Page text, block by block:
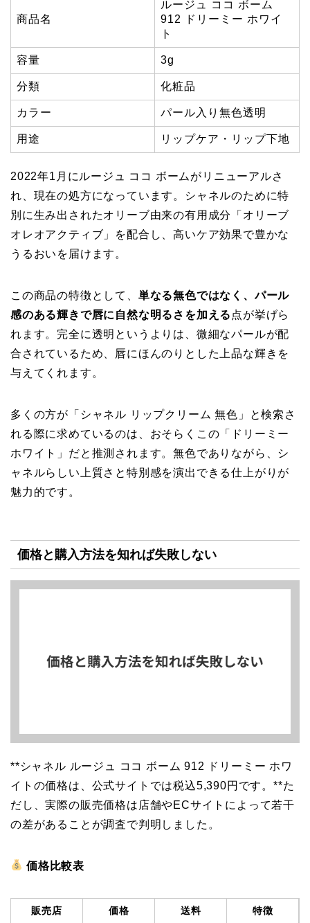
商品名
ルージュ ココ ボーム
912 ドリーミー ホワイ
ト
容量 3g
分類 化粧品
カラー パール入り無色透明
用途 リップケア・リップ下地
2022年1月にルージュ ココ ボームがリニューアルさ
れ、現在の処方になっています。シャネルのために特
別に生み出されたオリーブ由来の有用成分「オリーブ
オレオアクティブ」を配合し、高いケア効果で豊かな
うるおいを届けます。
この商品の特徴として、 単なる無色ではなく、パール
感のある輝きで唇に自然な明るさを加える 点が挙げら
れます。完全に透明というよりは、微細なパールが配
合されているため、唇にほんのりとした上品な輝きを
与えてくれます。
多くの方が「シャネル リップクリーム 無色」と検索さ
れる際に求めているのは、おそらくこの「ドリーミー
ホワイト」だと推測されます。無色でありながら、シ
ャネルらしい上質さと特別感を演出できる仕上がりが
魅力的です。
価格と購入方法を知れば失敗しない
**シャネル ルージュ ココ ボーム 912 ドリーミー ホワ
イトの価格は、公式サイトでは税込5,390円です。**た
だし、実際の販売価格は店舗やECサイトによって若干
の差があることが調査で判明しました。
価格比較表
販売店 価格 送料 特徴